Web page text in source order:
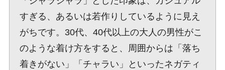
すぎる、あるいは若作りしているように見え
がちです。30代、40代以上の大人の男性がこ
のような着け方をすると、周囲からは「落ち
着きがない」「チャラい」といったネガティ